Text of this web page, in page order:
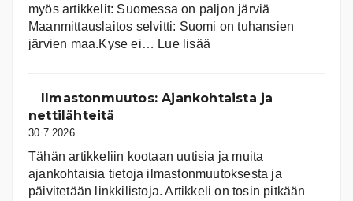
myös artikkelit: Suomessa on pal­jon jär­viä
Maanmittauslaitos selvitti: Suomi on tuhansien
järvien maa.Kyse ei… Lue lisää
ja
Ilmastonmuutos: Ajankohtaista ja
nettilähteitä
30.7.2026
Tähän artikkeliin kootaan uutisia ja muita
ajankohtaisia tietoja ilmastonmuutoksesta ja
päivitetään linkkilistoja. Artikkeli on tosin pitkään